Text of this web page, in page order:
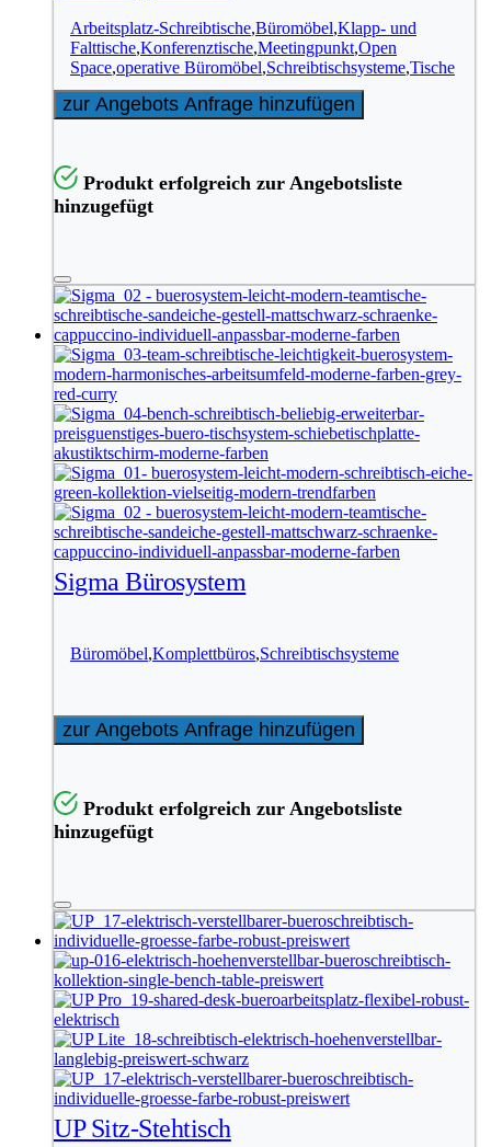
Arbeitsplatz-Schreibtische,Büromöbel,Klapp- und
Falttische,Konferenztische,Meetingpunkt,Open
Space,operative Büromöbel,Schreibtischsysteme,Tische
zur Angebots Anfrage hinzufügen
Produkt erfolgreich zur Angebotsliste
hinzugefügt
Sigma Bürosystem
Büromöbel,Komplettbüros,Schreibtischsysteme
zur Angebots Anfrage hinzufügen
Produkt erfolgreich zur Angebotsliste
hinzugefügt
UP Sitz-Stehtisch